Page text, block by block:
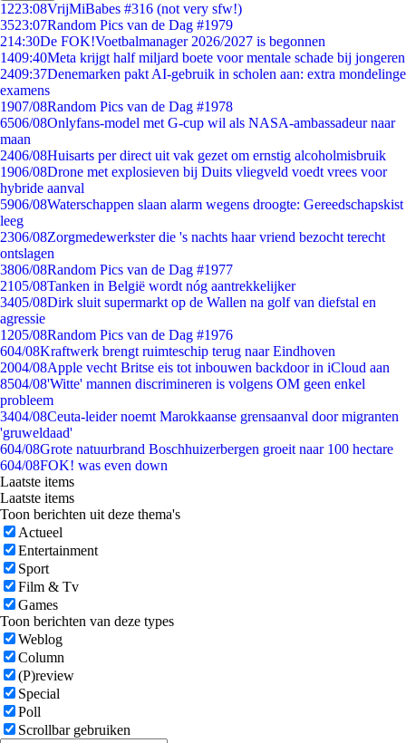
1223:08VrijMiBabes #316 (not very sfw!)
3523:07Random Pics van de Dag #1979
214:30De FOK!Voetbalmanager 2026/2027 is begonnen
1409:40Meta krijgt half miljard boete voor mentale schade bij jongeren
2409:37Denemarken pakt AI-gebruik in scholen aan: extra mondelinge
examens
1907/08Random Pics van de Dag #1978
6506/08Onlyfans-model met G-cup wil als NASA-ambassadeur naar
maan
2406/08Huisarts per direct uit vak gezet om ernstig alcoholmisbruik
1906/08Drone met explosieven bij Duits vliegveld voedt vrees voor
hybride aanval
5906/08Waterschappen slaan alarm wegens droogte: Gereedschapskist
leeg
2306/08Zorgmedewerkster die 's nachts haar vriend bezocht terecht
ontslagen
3806/08Random Pics van de Dag #1977
2105/08Tanken in België wordt nóg aantrekkelijker
3405/08Dirk sluit supermarkt op de Wallen na golf van diefstal en
agressie
1205/08Random Pics van de Dag #1976
604/08Kraftwerk brengt ruimteschip terug naar Eindhoven
2004/08Apple vecht Britse eis tot inbouwen backdoor in iCloud aan
8504/08'Witte' mannen discrimineren is volgens OM geen enkel
probleem
3404/08Ceuta-leider noemt Marokkaanse grensaanval door migranten
'gruweldaad'
604/08Grote natuurbrand Boschhuizerbergen groeit naar 100 hectare
604/08FOK! was even down
Laatste items
Laatste items
Toon berichten uit deze thema's
Actueel
Entertainment
Sport
Film & Tv
Games
Toon berichten van deze types
Weblog
Column
(P)review
Special
Poll
Scrollbar gebruiken